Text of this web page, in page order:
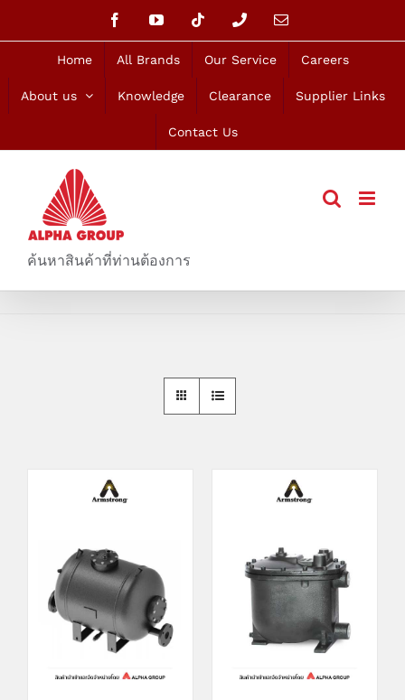
FacebookYouTube Tiktok PhoneEmail
Home All Brands Our Service Careers
About us Knowledge Clearance Supplier Links
Contact Us
ค้นหาสินค้าที่ท่านต้องการ
DETAILS DETAILS